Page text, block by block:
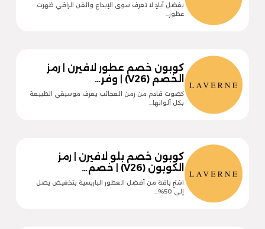
بفضل أيادٍ لا تعرف سوى الإبداع والفن الراقي ظهرت
عطور…
كوبون خصم عطور لافيرن | رمز
الخصم (V26) | وفر…
كصوت قادم من زمن العجائب يعزف موسيقى الطبيعة
بكل ألوانها…
كوبون خصم بلو لافيرن | رمز
الكوبون (V26) | خصم…
اشترِ باقة من أفضل العطور الباريسية بتخفيض يصل
إلى 50%…